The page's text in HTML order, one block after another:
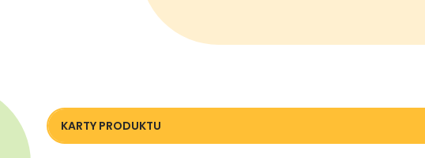
KARTY PRODUKTU